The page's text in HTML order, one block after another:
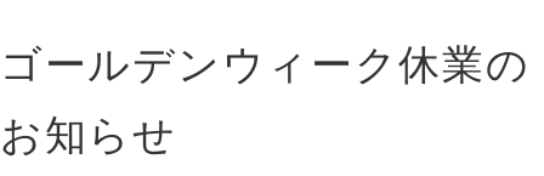
ゴールデンウィーク休業の
お知らせ